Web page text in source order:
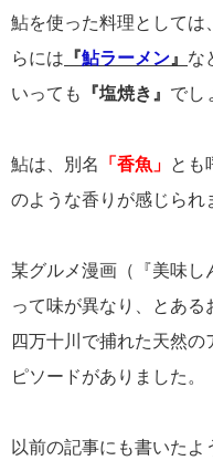
鮎を使った料理としては、
らには 『鮎ラーメン 』 な
いっても
『塩焼き』 でし
鮎は、別名 「香魚」 とも
のような香りが感じられ
某グルメ漫画（『美味し
って味が異なり、とあ
四万十川で捕れた天然
ピソードがありました。
以前の記事にも書いたよ